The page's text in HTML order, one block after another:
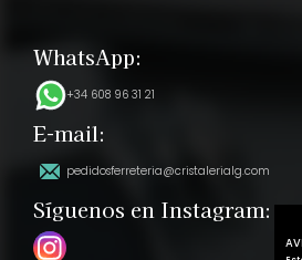
WhatsApp:
+34 608 96 31 21
E-mail:
pedidosferreteria@cristalerialg.com
Síguenos en Instagram: